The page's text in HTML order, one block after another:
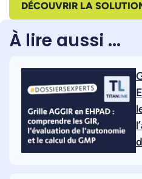
DÉCOUVRIR LA
À lire aussi ...